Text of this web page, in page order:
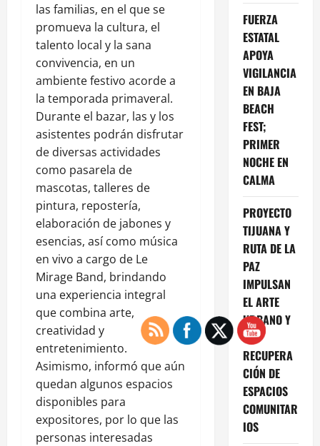
las familias, en el que se
promueva la cultura, el
talento local y la sana
convivencia, en un
ambiente festivo acorde a
la temporada primaveral.
Durante el bazar, las y los
asistentes podrán disfrutar
de diversas actividades
como pasarela de
mascotas, talleres de
pintura, repostería,
elaboración de jabones y
esencias, así como música
en vivo a cargo de Le
Mirage Band, brindando
una experiencia integral
que combina arte,
creatividad y
entretenimiento.
Asimismo, informó que aún
quedan algunos espacios
disponibles para
expositores, por lo que las
personas interesadas
FUERZA
ESTATAL
APOYA
VIGILANCIA
EN BAJA
BEACH
FEST;
PRIMER
NOCHE EN
CALMA
PROYECTO
TIJUANA Y
RUTA DE LA
PAZ
IMPULSAN
EL ARTE
URBANO Y
LA
RECUPERA
CIÓN DE
ESPACIOS
COMUNITAR
IOS